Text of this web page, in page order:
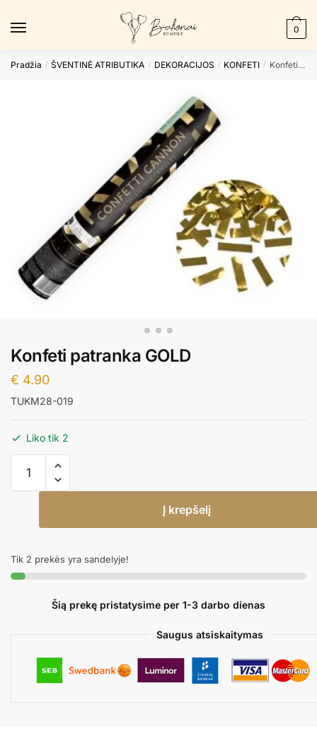
0
Pradžia / ŠVENTINĖ ATRIBUTIKA / DEKORACIJOS / KONFETI / Konfeti patranka GOLD
Konfeti patranka GOLD
€ 4.90
TUKM28-019
Liko tik 2
kiekis:
Konfeti
Į krepšelį
Tik 2 prekės yra sandelyje!
Šią prekę pristatysime per 1-3 darbo dienas
Saugus atsiskaitymas